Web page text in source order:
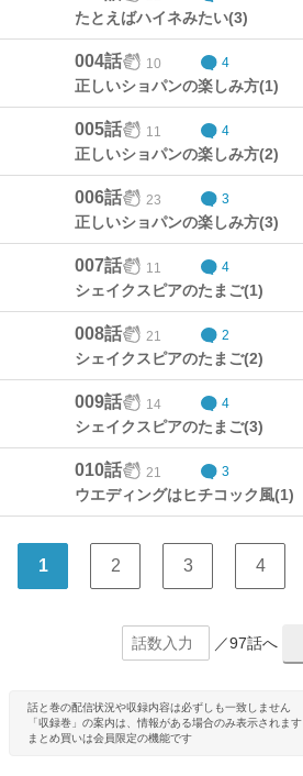
たとえばハイネみたい(3)
004話 10 4
正しいショパンの楽しみ方(1)
005話 11 4
正しいショパンの楽しみ方(2)
006話 23 3
正しいショパンの楽しみ方(3)
007話 11 4
シェイクスピアのたまご(1)
008話 21 2
シェイクスピアのたまご(2)
009話 14 4
シェイクスピアのたまご(3)
010話 21 3
ウエディングはヒチコック風(1)
1 2 3 4
／97話へ
話と巻の配信状況や収録内容は必ずしも一致しません
「収録巻」の案内は、情報がある場合のみ表示されます
まとめ買いは会員限定の機能です